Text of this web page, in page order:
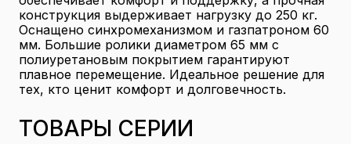
конструкция выдерживает нагрузку до 250 кг.
Оснащено синхромеханизмом и газпатроном 60
мм. Большие ролики диаметром 65 мм с
полиуретановым покрытием гарантируют
плавное перемещение. Идеальное решение для
тех, кто ценит комфорт и долговечность.
ТОВАРЫ СЕРИИ